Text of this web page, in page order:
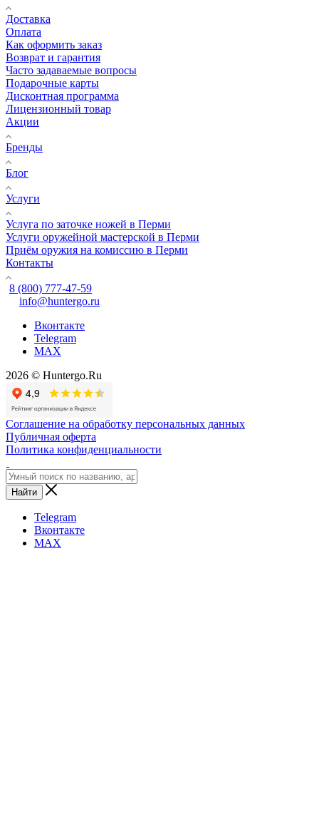
Доставка
Оплата
Как оформить заказ
Возврат и гарантия
Часто задаваемые вопросы
Подарочные карты
Дисконтная программа
Лицензионный товар
Акции
Бренды
Блог
Услуги
Услуга по заточке ножей в Перми
Услуги оружейной мастерской в Перми
Приём оружия на комиссию в Перми
Контакты
8 (800) 777-47-59
info@huntergo.ru
Вконтакте
Telegram
MAX
2026 © Huntergo.Ru
Соглашение на обработку персональных данных
Публичная оферта
Политика конфиденциальности
Найти
Telegram
Вконтакте
MAX